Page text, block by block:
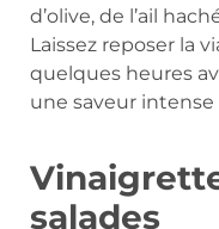
d’olive, de l’ail
Laissez reposer la
quelques heures
une saveur
salades